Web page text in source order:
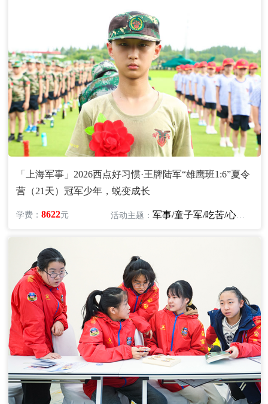
「上海军事」2026西点好习惯·王牌陆军“雄鹰班1:6”夏令
营（21天）冠军少年，蜕变成长
学费：8622元 活动主题：军事/童子军/吃苦/心智/领袖/励志